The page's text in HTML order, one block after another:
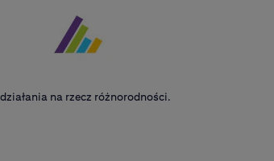
na rzecz różnorodności.